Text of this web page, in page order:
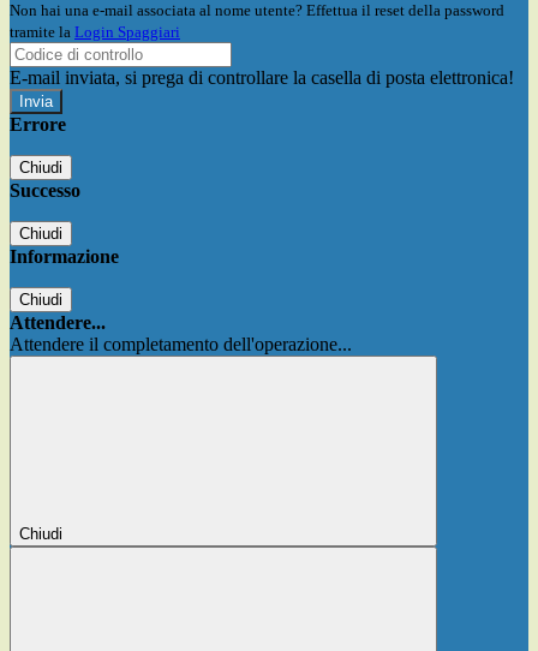
Non hai una e-mail associata al nome utente? Effettua il reset della password
tramite la Login Spaggiari
E-mail inviata, si prega di controllare la casella di posta elettronica!
Errore
Chiudi
Successo
Chiudi
Informazione
Chiudi
Attendere...
Attendere il completamento dell'operazione...
Chiudi